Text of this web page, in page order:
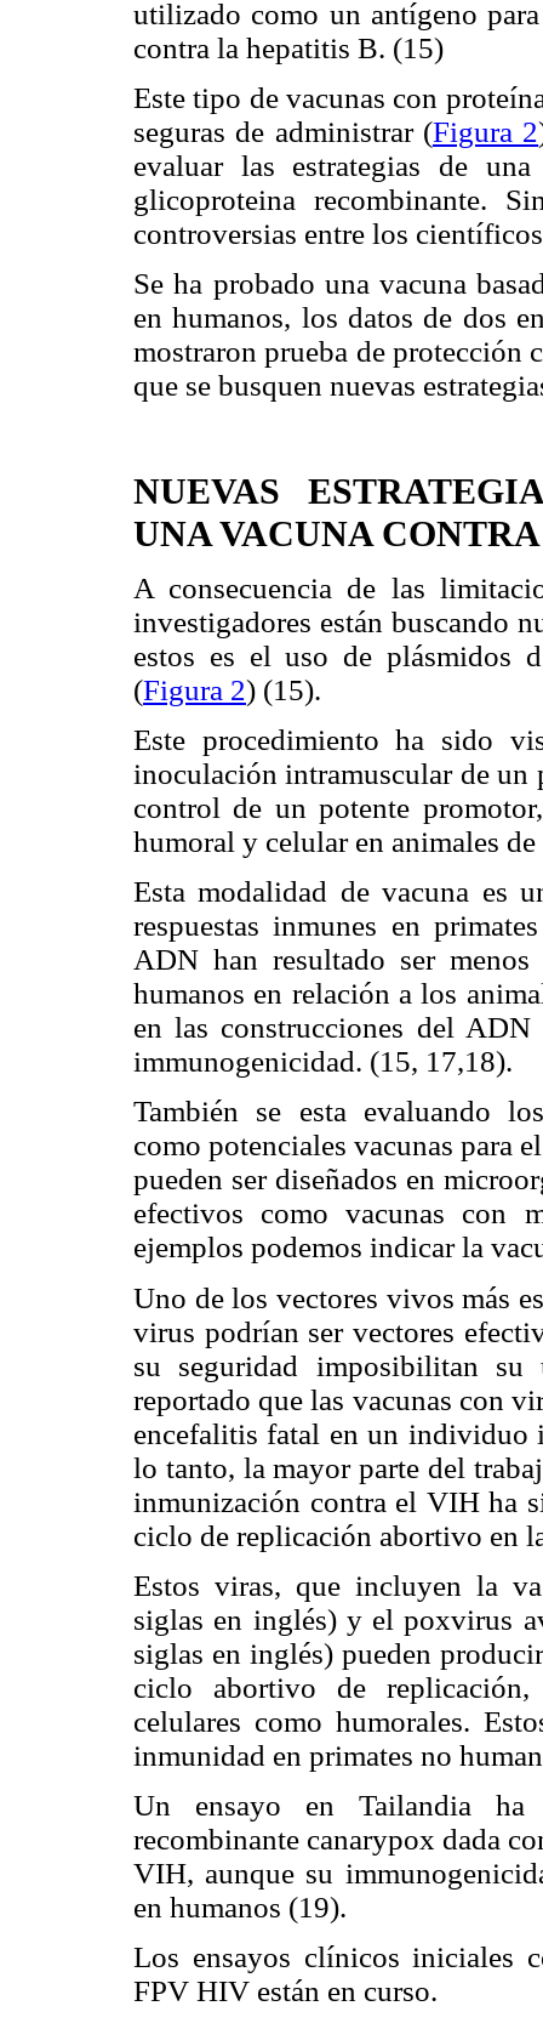
utilizado como un antígeno
contra la hepatitis B. (15)
Este tipo de vacunas con
seguras de administrar (Figura 2
evaluar las estrategias de
glicoproteina recombinante.
controversias entre los
Se ha probado una vacuna
en humanos, los datos de dos
mostraron prueba de protección
que se busquen nuevas
NUEVAS
UNA VACUNA
A consecuencia de las
investigadores están buscando
estos es el uso de plásmidos
(Figura 2) (15).
Este procedimiento ha sido
inoculación intramuscular de
control de un potente
humoral y celular en animales
Esta modalidad de vacuna es
respuestas inmunes en
ADN han resultado ser
humanos en relación a los
en las construcciones del
immunogenicidad. (15, 17,18).
También se esta evaluando
como potenciales vacunas para
pueden ser diseñados en
efectivos como vacunas con
ejemplos podemos indicar la
Uno de los vectores vivos más
virus podrían ser vectores
su seguridad imposibilitan
reportado que las vacunas con
encefalitis fatal en un
lo tanto, la mayor parte del
inmunización contra el VIH ha
ciclo de replicación abortivo en
Estos viras, que incluyen la
siglas en inglés) y el poxvirus
siglas en inglés) pueden
ciclo abortivo de replicación,
celulares como humorales.
inmunidad en primates no
Un ensayo en Tailandia
recombinante canarypox dada
VIH, aunque su immunogenici
en humanos (19).
Los ensayos clínicos iniciales
FPV HIV están en curso.